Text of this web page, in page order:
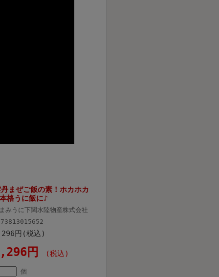
まぜご飯の素！ホカホカ
格うに飯に♪
みうに下関水陸物産株式会社
円(税込)
円 (税込)
個